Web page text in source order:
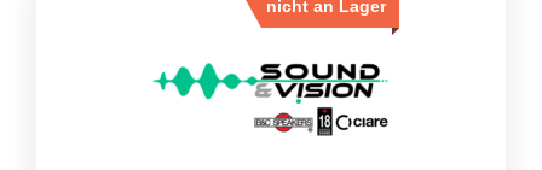
nicht an Lager